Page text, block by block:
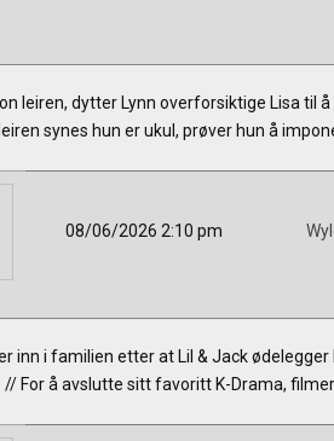
leiren, dytter Lynn overforsiktige Lisa til
synes hun er ukul, prøver hun å
08/06/2026 2:10 pm
inn i familien etter at Lil & Jack
For å avslutte sitt favoritt K-Drama,